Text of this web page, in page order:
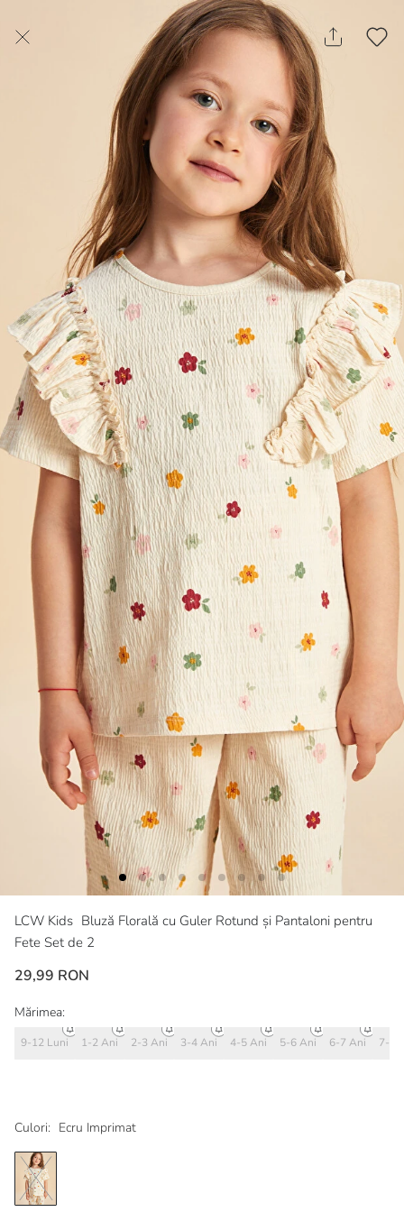
LCW Kids Bluză Florală cu Guler Rotund și Pantaloni pentru
Fete Set de 2
29,99 RON
Culori: Ecru Imprimat
Mărimea:
9-12 Luni 1-2 Ani 2-3 Ani 3-4 Ani 4-5 Ani 5-6 Ani 6-7 Ani 7-8